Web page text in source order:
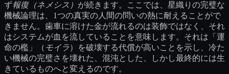
ず報復（ネメシス） が続きます。ここでは、星織りの完璧な
機械論理は、1つの真実の人間の問いの熱に耐えることがで
きません。歯車に溶けた金が流れるのは装飾ではなく、それ
はシステムが血を流していることを意味します。それは「運
命の檻」（ モイラ）を破壊する代償が高いことを示し、冷た
い機械の完璧さを壊れた、混沌とした、しかし最終的には生
きているものへと変えるのです。